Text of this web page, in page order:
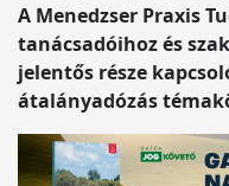
A Menedzser Praxis
tanácsadóihoz és
jelentős része
átalányadózás